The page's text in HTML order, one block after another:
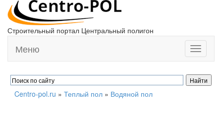
Строительный портал Центральный полигон
Toggle
Меню
Centro-pol.ru » Теплый пол » Водяной пол